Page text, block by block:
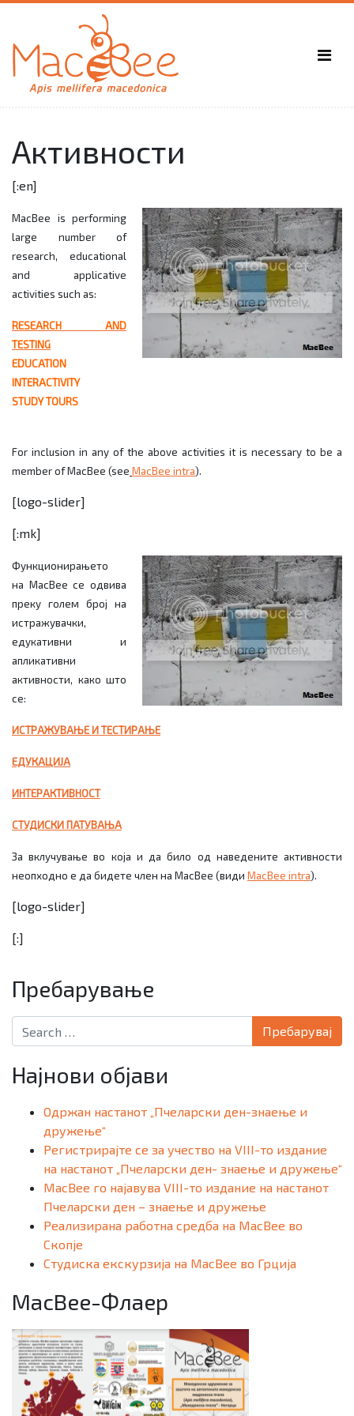
Активности
[:en]
MacBee is performing
large number of
research, educational
and applicative
activities such as:
RESEARCH AND
TESTING
EDUCATION
INTERACTIVITY
STUDY TOURS
For inclusion in any of the above activities it is necessary to be a
member of MacBee (see MacBee intra).
[logo-slider]
[:mk]
Функционирањето
на MacBee се одвива
преку голем број на
истражувачки,
едукативни и
апликативни
активности, како што
се:
ИСТРАЖУВАЊЕ И ТЕСТИРАЊЕ
ЕДУКАЦИЈА
ИНТЕРАКТИВНОСТ
СТУДИСКИ ПАТУВАЊА
За вклучување во која и да било од наведените активности
неопходно е да бидете член на MacBee (види MacBee intra).
[logo-slider]
[:]
Пребарување
Search for:
Најнови објави
Одржан настанот „Пчеларски ден-знаење и
дружење“
Регистрирајте се за учество на VIII-то издание
на настанот „Пчеларски ден- знаење и дружење“
MacBee го најавува VIII-то издание на настанот
Пчеларски ден – знаење и дружење
Реализирана работна средба на MacBee во
Скопје
Студиска екскурзија на MacBee во Грција
MacBee-Флаер